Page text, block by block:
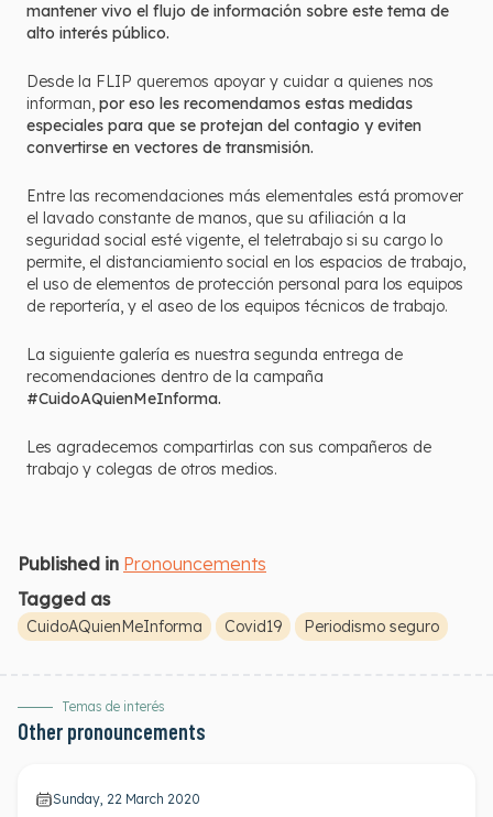
mantener vivo el flujo de información sobre este tema de
alto interés público.
Desde la FLIP queremos apoyar y cuidar a quienes nos
informan, por eso les recomendamos estas medidas
especiales para que se protejan del contagio y eviten
convertirse en vectores de transmisión.
Entre las recomendaciones más elementales está promover
el lavado constante de manos, que su afiliación a la
seguridad social esté vigente, el teletrabajo si su cargo lo
permite, el distanciamiento social en los espacios de trabajo,
el uso de elementos de protección personal para los equipos
de reportería, y el aseo de los equipos técnicos de trabajo.
La siguiente galería es nuestra segunda entrega de
recomendaciones dentro de la campaña
#CuidoAQuienMeInforma.
Les agradecemos compartirlas con sus compañeros de
trabajo y colegas de otros medios.
Published in Pronouncements
Tagged as
CuidoAQuienMeInforma Covid19 Periodismo seguro
Temas de interés
Other pronouncements
Sunday, 22 March 2020